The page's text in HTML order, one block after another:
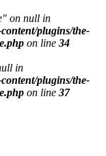
on null in
plugins/the-
on line 34
in
plugins/the-
on line 37